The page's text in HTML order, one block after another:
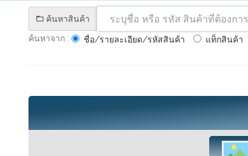
ค้นหาสินค้า
ค้นหาจาก :
ชื่อ/รายละเอียด/รหัสสินค้า แท็กสินค้า